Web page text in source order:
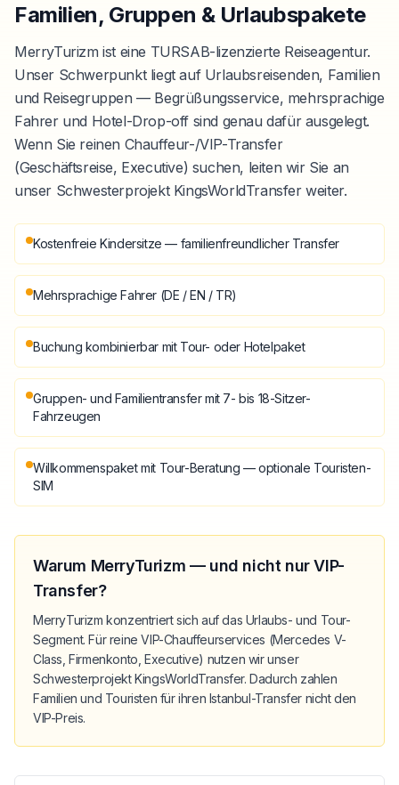
Familien, Gruppen & Urlaubspakete
MerryTurizm ist eine TURSAB-lizenzierte Reiseagentur.
Unser Schwerpunkt liegt auf Urlaubsreisenden, Familien
und Reisegruppen — Begrüßungsservice, mehrsprachige
Fahrer und Hotel-Drop-off sind genau dafür ausgelegt.
Wenn Sie reinen Chauffeur-/VIP-Transfer
(Geschäftsreise, Executive) suchen, leiten wir Sie an
unser Schwesterprojekt KingsWorldTransfer weiter.
Kostenfreie Kindersitze — familienfreundlicher Transfer
Mehrsprachige Fahrer (DE / EN / TR)
Buchung kombinierbar mit Tour- oder Hotelpaket
Gruppen- und Familientransfer mit 7- bis 18-Sitzer-
Fahrzeugen
Willkommenspaket mit Tour-Beratung — optionale Touristen-
SIM
Warum MerryTurizm — und nicht nur VIP-
Transfer?
MerryTurizm konzentriert sich auf das Urlaubs- und Tour-
Segment. Für reine VIP-Chauffeurservices (Mercedes V-
Class, Firmenkonto, Executive) nutzen wir unser
Schwesterprojekt KingsWorldTransfer. Dadurch zahlen
Familien und Touristen für ihren Istanbul-Transfer nicht den
VIP-Preis.